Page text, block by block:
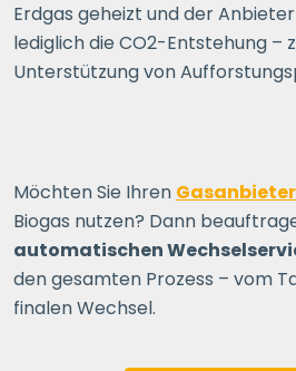
Erdgas geheizt und der
lediglich die CO2-Entstehung –
Unterstützung von
Möchten Sie Ihren
Biogas nutzen? Dann
automatischen
den gesamten Prozess – vom
finalen Wechsel.